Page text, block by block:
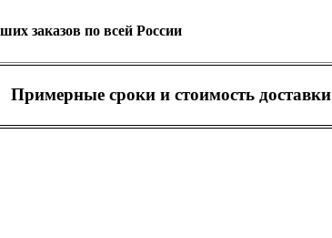
заказов по всей России
Примерные сроки и стоимость доставки